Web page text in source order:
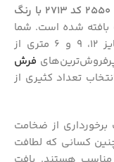
فرش ترکمن طرح گل ماری 700 شانه تراکم 2550 کد 2713 با رنگ
بافته شده است. شما
ساده را در سایز 12، 9 و 6 متری از
فرش
انتخاب تعداد کثیری از
2550 به علت برخورداری از ضخامت
کسانی که لطافت